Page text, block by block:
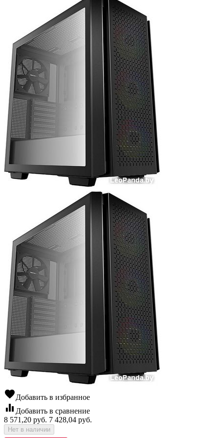
Мыши
Наборы клавиатура и мышь
Коврики для мыши
Мультимедиа
Наушники и гарнитуры
favoriteДобавить в избранное
equalizer Добавить в сравнение
8 571,20 руб. 7 428,04 руб.
Нет в наличии